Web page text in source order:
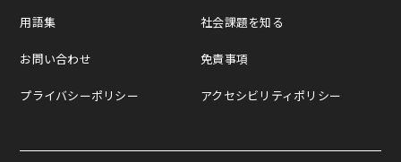
用語集
お問い合わせ
プライバシーポリシー
社会課題を知る
免責事項
アクセシビリティポリシー